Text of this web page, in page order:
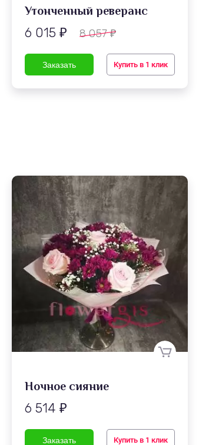
Утонченный реверанс
6 015 ₽ 8 057₽
Купить в 1 клик
Ночное сияние
6 514 ₽
Купить в 1 клик